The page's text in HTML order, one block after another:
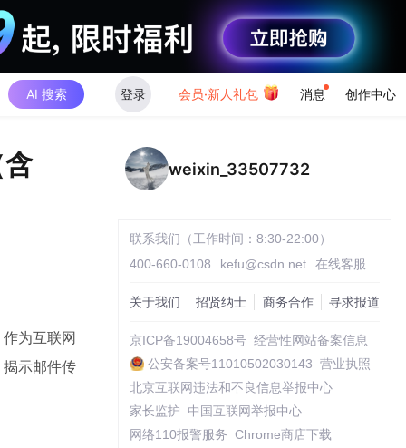
AI 搜索 登录 会员·新人礼包 消息 创作中心
为互联网
示邮件传
weixin_33507732
联系我们（工作时间：8:30-22:00）
400-660-0108
kefu@csdn.net 在线客服
关于我们 招贤纳士 商务合作 寻求报道
京ICP备19004658号 经营性网站备案信息
公安备案号11010502030143 营业执照
北京互联网违法和不良信息举报中心
家长监护
中国互联网举报中心
网络110报警服务 Chrome商店下载